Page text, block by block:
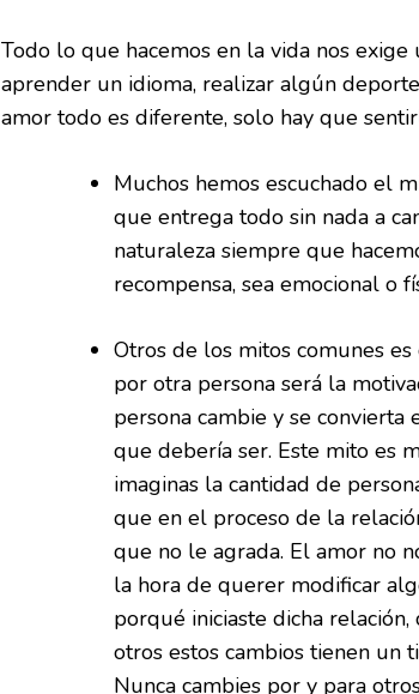
Todo lo que hacemos en la vida nos
aprender un idioma, realizar algún
amor todo es diferente, solo hay que
Muchos hemos escuchado el
que entrega todo sin nada a
naturaleza siempre que
recompensa, sea emocional o
Otros de los mitos comunes
por otra persona será la
persona cambie y se
que debería ser. Este mito es
imaginas la cantidad de
que en el proceso de la
que no le agrada. El amor no
la hora de querer modificar
porqué iniciaste dicha
otros estos cambios tienen un
Nunca cambies por y para